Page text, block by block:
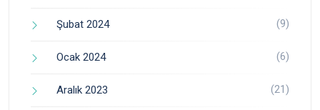
Şubat 2024 (9)
Ocak 2024 (6)
Aralık 2023 (21)